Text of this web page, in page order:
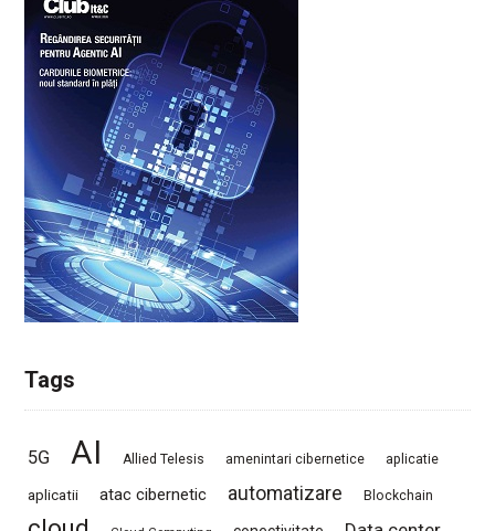
Tags
5G AI Allied Telesis amenintari cibernetice aplicatie
aplicatii atac cibernetic automatizare Blockchain